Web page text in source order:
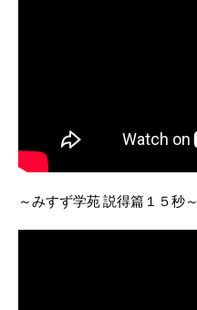
～みすず学苑 説得篇１５秒～